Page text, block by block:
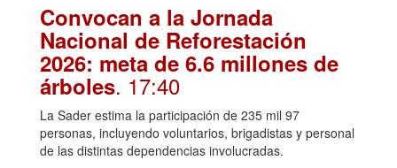
Convocan a la Jornada
Nacional de Reforestación
2026: meta de 6.6 millones de
árboles. 17:40
La Sader estima la participación de 235 mil 97
personas, incluyendo voluntarios, brigadistas y personal
de las distintas dependencias involucradas.